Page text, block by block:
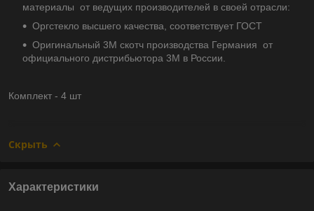
материалы от ведущих производителей в своей отрасли:
Оргстекло высшего качества, соответствует ГОСТ
Оригинальный 3М скотч производства Германия от
официального дистрибьютора 3М в России.
Комплект - 4 шт
Скрыть
Характеристики